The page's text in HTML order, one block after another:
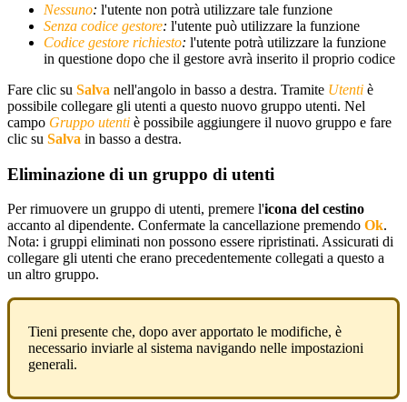
Nessuno: l'utente non potrà utilizzare tale funzione
Senza codice gestore: l'utente può utilizzare la funzione
Codice gestore richiesto: l'utente potrà utilizzare la funzione
in questione dopo che il gestore avrà inserito il proprio codice
Fare clic su Salva nell'angolo in basso a destra. Tramite Utenti è
possibile collegare gli utenti a questo nuovo gruppo utenti. Nel
campo Gruppo utenti è possibile aggiungere il nuovo gruppo e fare
clic su Salva in basso a destra.
Eliminazione di un gruppo di utenti
Per rimuovere un gruppo di utenti, premere l'icona del cestino
accanto al dipendente. Confermate la cancellazione premendo Ok.
Nota: i gruppi eliminati non possono essere ripristinati. Assicurati di
collegare gli utenti che erano precedentemente collegati a questo a
un altro gruppo.
Tieni presente che, dopo aver apportato le modifiche, è
necessario inviarle al sistema navigando nelle impostazioni
generali.